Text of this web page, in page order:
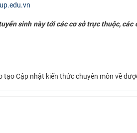
sinh này tới các cơ sở trực thuộc,
tạo Cập nhật kiến thức chuyên môn về